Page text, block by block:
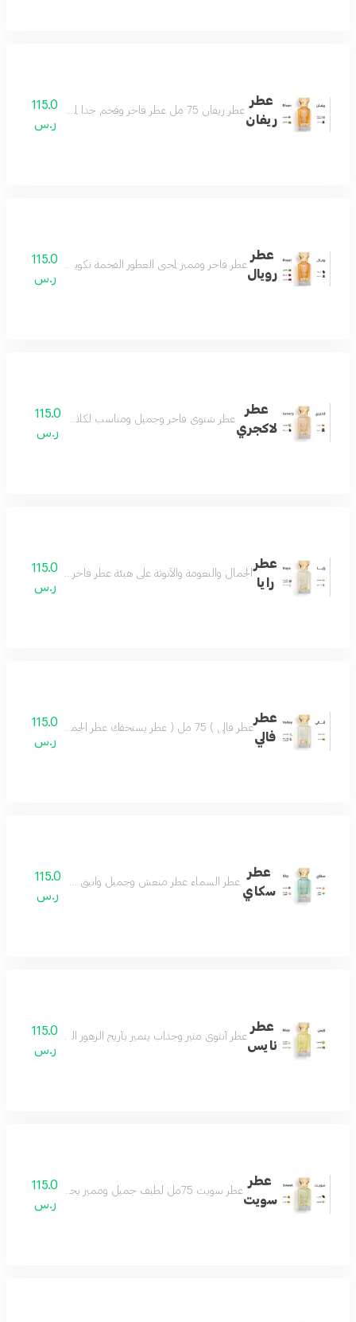
عطر
ريفان
عطر ريفان 75 مل عطر فاخر وفخم جدا لمحبي العطور الرسمية الفواحة عطر لمناسباتك وأيامك الجميلة عطر يفرض نفسه بهالة من الرقيّ والتألق مكونات العطر الباتشولي والخشب والجلود والورد البلغاري والسوسن
115.0
ر.س
عطر
رويال
عطر فاخر ومميز لمحبي العطور الفخمة تكوين جميل من
115.0
ر.س
عطر
لاكجري
عطر شتوي فاخر وجميل ومناسب لكلا الجنسين عطر
115.0
ر.س
عطر
رايا
الجمال والنعومة والأنوثة على هيئة عطر فاخر مزيج من
115.0
ر.س
عطر
فالي
عطر فالي ) 75 مل ( عطر يستحقك عطر الجمال والروعة يسعد القلب تركيبة فاخرة مميزة تضفي ليومك مزيجاً من اللطف والجمال وروح السعادة.عطر فالي اختيار كل الناس
115.0
ر.س
عطر
سكاي
عطر السماء عطر منعش وجميل وانيق جدا عطرك في كل
115.0
ر.س
عطر
نايس
عطر أنثوي مثير وجذاب يتميز بأريج الزهور البيضاء وعبير
115.0
ر.س
عطر
سويت
عطر سويت 75مل لطيف جميل ومميز يجمع بين الهدوء والفخامة عطر رائع لكل الأذواق مكونات العطر التونكا والبرغموت والكراميل والعنبر
115.0
ر.س